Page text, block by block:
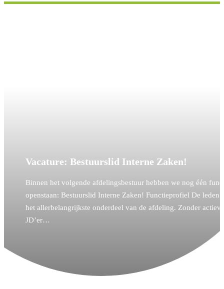
Vacature: Bestuurslid Interne Zaken!
Binnen het volgende afdelingsbestuur hebben we nog één
openstaan: Bestuurslid Interne Zaken! Functieprofiel De leden
het allerbelangrijkste onderdeel van de afdeling. Zonder
JD’er…